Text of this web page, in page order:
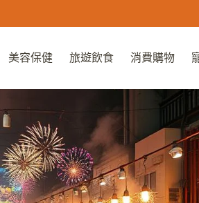
美容保健 旅遊飲食 消費購物